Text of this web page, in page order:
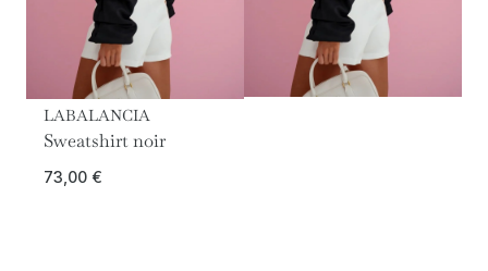
LABALANCIA
Sweatshirt noir
73,00 €